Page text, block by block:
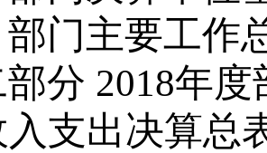
部门主要工作
分 2018年
入支出决算总